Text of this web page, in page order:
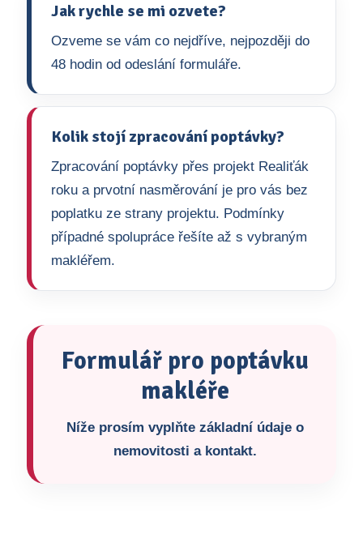
Jak rychle se mi ozvete?
Ozveme se vám co nejdříve, nejpozději do
48 hodin od odeslání formuláře.
Kolik stojí zpracování poptávky?
Zpracování poptávky přes projekt Realiťák
roku a prvotní nasměrování je pro vás bez
poplatku ze strany projektu. Podmínky
případné spolupráce řešíte až s vybraným
makléřem.
Formulář pro poptávku
makléře
Níže prosím vyplňte základní údaje o
nemovitosti a kontakt.